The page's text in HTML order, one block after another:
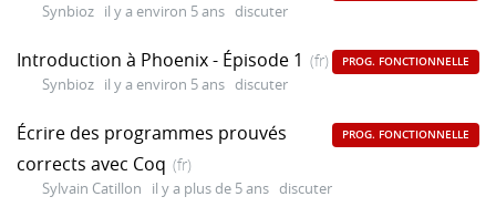
Synbioz il y a environ 5 ans discuter
Introduction à Phoenix - Épisode 1 (fr)
Synbioz il y a environ 5 ans discuter
PROG. FONCTIONNELLE
Écrire des programmes prouvés
corrects avec Coq (fr)
Sylvain Catillon il y a plus de 5 ans discuter
PROG. FONCTIONNELLE